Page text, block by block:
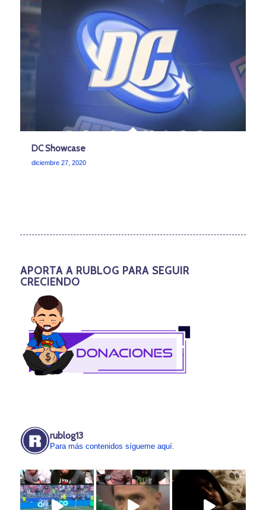
DC Showcase
diciembre 27, 2020
APORTA A RUBLOG PARA SEGUIR
CRECIENDO
rublog13
Para más contenidos sígueme aquí.